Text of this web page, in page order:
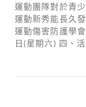
運動團隊對於青
運動新秀能長久
運動傷害防護學
日(星期六) 四、